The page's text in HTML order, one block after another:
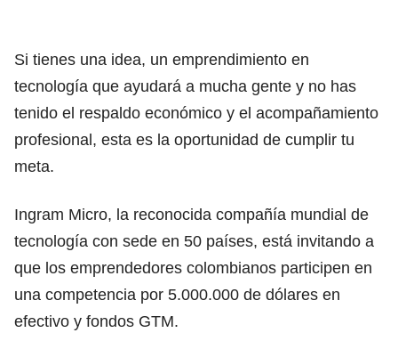
Si tienes una idea, un emprendimiento en
tecnología que ayudará a mucha gente y no has
tenido el respaldo económico y el acompañamiento
profesional, esta es la oportunidad de cumplir tu
meta.
Ingram Micro, la reconocida compañía mundial de
tecnología con sede en 50 países, está invitando a
que los emprendedores colombianos participen en
una competencia por 5.000.000 de dólares en
efectivo y fondos GTM.